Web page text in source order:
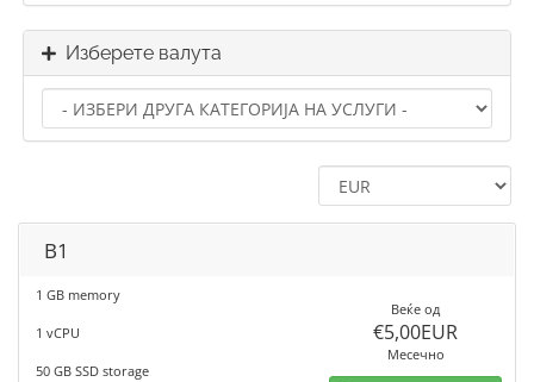
Изберете валута
B1
1 GB memory
1 vCPU
50 GB SSD storage
Веќе од
€5,00EUR
Месечно